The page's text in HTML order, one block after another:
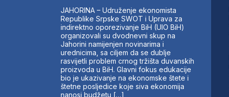
JAHORINA – Udruženje ekonomista
Republike Srpske SWOT i Uprava za
indirektno oporezivanje BiH (UIO BiH)
organizovali su dvodnevni skup na
Jahorini namijenjen novinarima i
urednicima, sa ciljem da se dublje
rasvijetli problem crnog tržišta duvanskih
proizvoda u BiH. Glavni fokus edukacije
bio je ukazivanje na ekonomske štete i
štetne posljedice koje siva ekonomija
nanosi budžetu […]